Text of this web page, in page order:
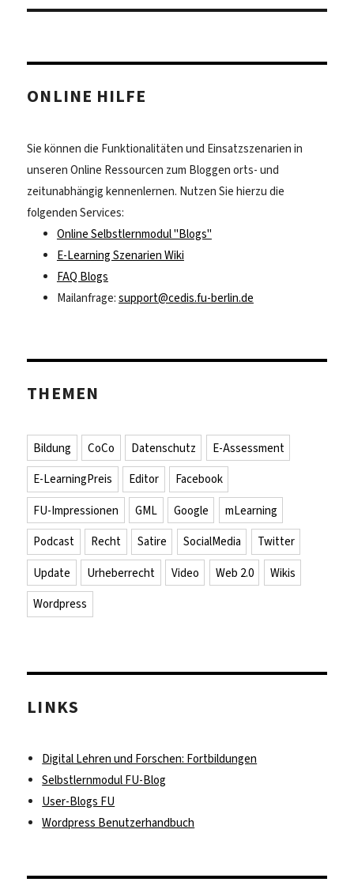
ONLINE HILFE
Sie können die Funktionalitäten und Einsatzszenarien in
unseren Online Ressourcen zum Bloggen orts- und
zeitunabhängig kennenlernen. Nutzen Sie hierzu die
folgenden Services:
Online Selbstlernmodul "Blogs"
E-Learning Szenarien Wiki
FAQ Blogs
Mailanfrage: support@cedis.fu-berlin.de
THEMEN
Bildung CoCo Datenschutz
E-Assessment
E-LearningPreis
Editor
Facebook
FU-Impressionen
GML Google
mLearning
Podcast
Recht Satire SocialMedia
Twitter
Update
Urheberrecht Video Web 2.0
Wikis
Wordpress
LINKS
Digital Lehren und Forschen: Fortbildungen
Selbstlernmodul FU-Blog
User-Blogs FU
Wordpress Benutzerhandbuch